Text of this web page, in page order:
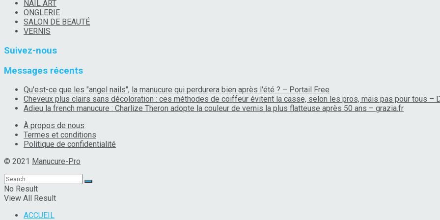
NAIL ART
ONGLERIE
SALON DE BEAUTÉ
VERNIS
Suivez-nous
Messages récents
Qu'est-ce que les "angel nails", la manucure qui perdurera bien après l'été ? – Portail Free
Cheveux plus clairs sans décoloration : ces méthodes de coiffeur évitent la casse, selon les pros, mais pas pour tous –
Adieu la french manucure : Charlize Theron adopte la couleur de vernis la plus flatteuse après 50 ans – grazia.fr
À propos de nous
Termes et conditions
Politique de confidentialité
© 2021 Manucure-Pro
No Result
View All Result
ACCUEIL